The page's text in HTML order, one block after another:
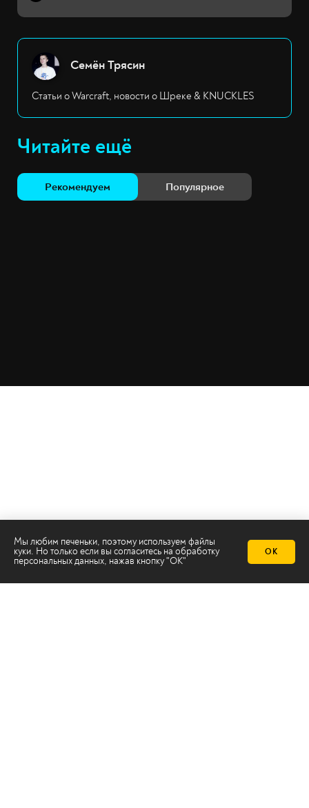
Семён Трясин
Статьи о Warcraft, новости о Шреке & KNUCKLES
Читайте ещё
Рекомендуем Популярное
Мы любим печеньки, поэтому используем файлы
куки. Но только если вы согласитесь на обработку
персональных данных, нажав кнопку "ОК"
ОК
Телеканал 2х2